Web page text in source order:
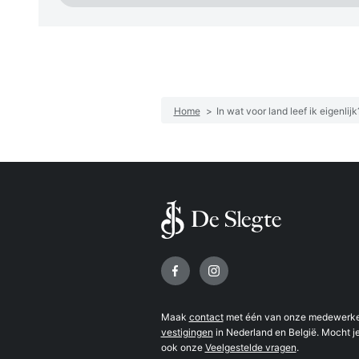
Home > In wat voor land leef ik
Volg ons op
Maak contactmet één van onze
vestigingen in Nederland en België. Mocht
ook onze Veelgestelde vragen.